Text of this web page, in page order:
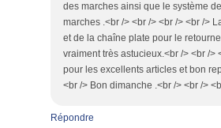
des marches ainsi que le système
marches .<br /> <br /> <br /> <br />
et de la chaîne plate pour le
vraiment très astucieux.<br /> <br />
pour les excellents articles et bon
<br /> Bon dimanche .<br /> <br />
Répondre